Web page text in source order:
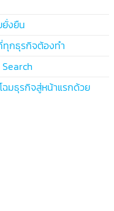
ยั่งยืน
ที่ทุกธุรกิจต้องทำ
ฉมธุรกิจสู่หน้าแรกด้วย